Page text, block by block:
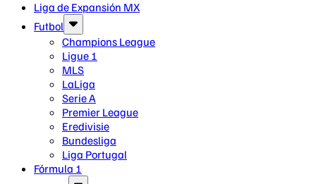
Liga de Expansión MX
Futbol
Champions League
Ligue 1
MLS
LaLiga
Serie A
Premier League
Eredivisie
Bundesliga
Liga Portugal
Fórmula 1